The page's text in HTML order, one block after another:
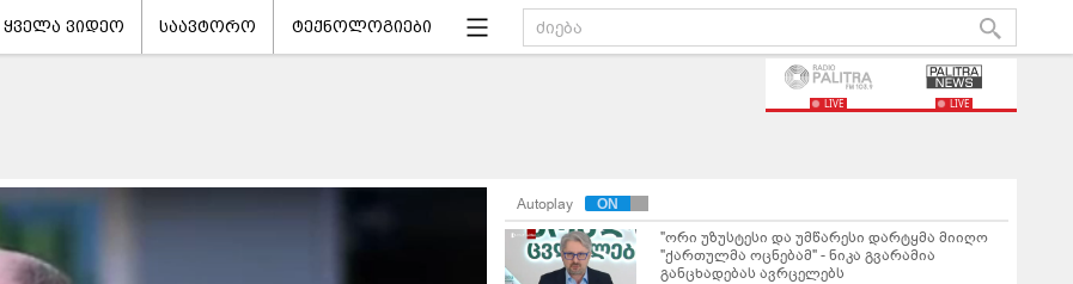
ყველა ვიდეო საავტორო ტექნოლოგიები
LIVE LIVE
Autoplay
"ორი უზუსტესი და უმწარესი დარტყმა მიიღო
"ქართულმა ოცნებამ" - ნიკა გვარამია
განცხადებას ავრცელებს